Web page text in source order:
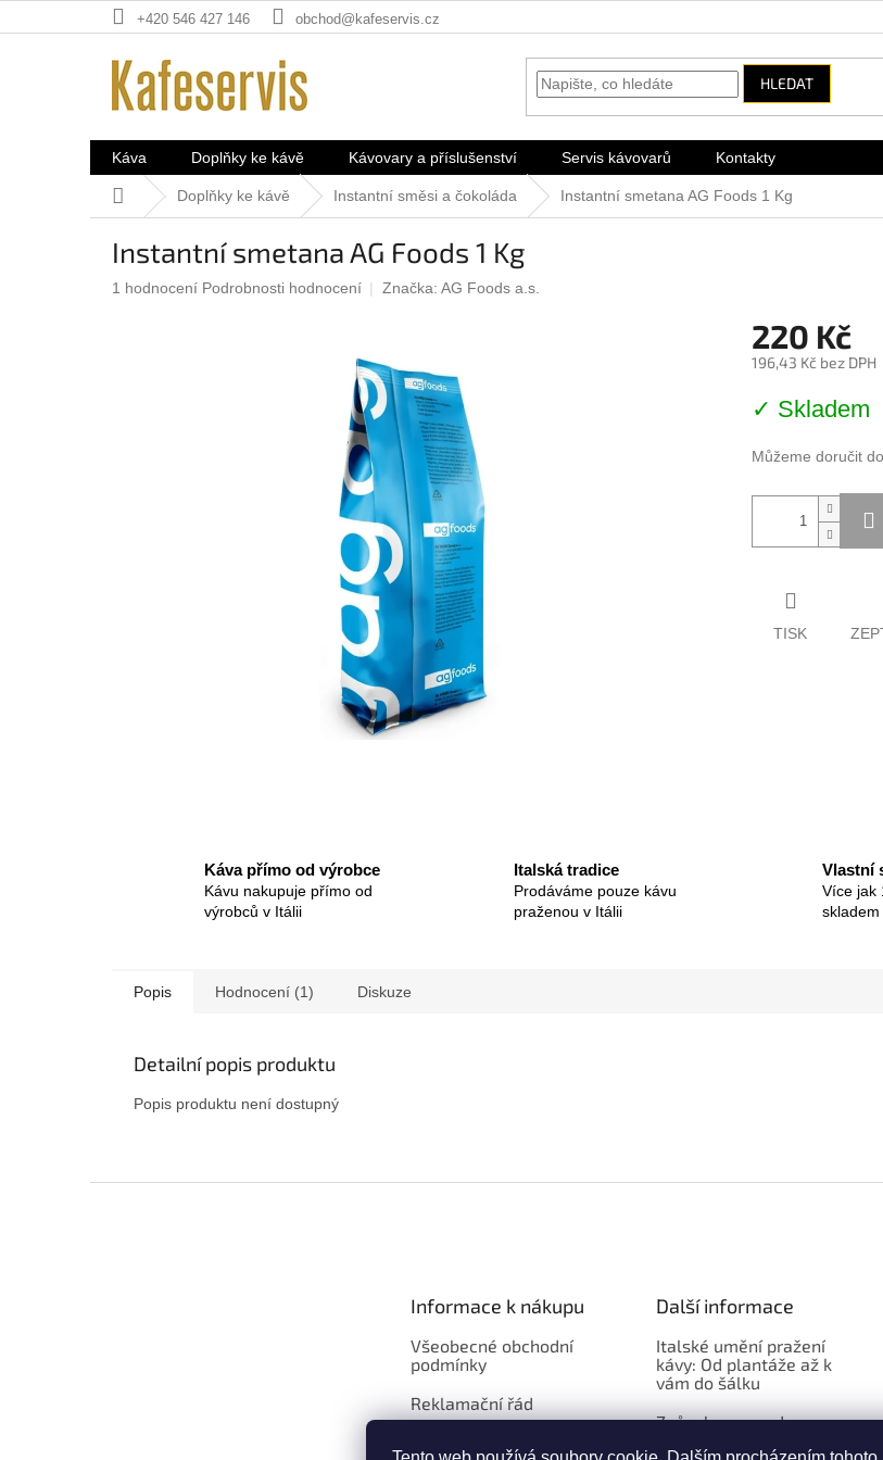
na
+420 546 427 146 obchod@kafeservis.cz
HLEDAT
Káva Doplňky ke kávě Kávovary a příslušenství Servis kávovarů Kontakty
Domů Doplňky ke kávě Instantní směsi a čokoláda Instantní smetana AG Foods 1 Kg
Instantní smetana AG Foods 1 Kg
Průměrné
1 hodnocení Podrobnosti hodnocení Značka: AG Foods a.s.
220 Kč
196,43 Kč bez DPH
cena:
✓ Skladem
Můžeme doručit
TISK
Káva přímo od výrobce
Kávu nakupuje přímo od
výrobců v Itálii
Italská tradice
Prodáváme pouze kávu
praženou v Itálii
Vlastní
Více jak
skladem
Popis Hodnocení (1) Diskuze
Detailní popis produktu
Popis produktu není dostupný
Informace k nákupu
Všeobecné obchodní
podmínky
Reklamační řád
Další informace
Italské umění pražení
kávy: Od plantáže až k
vám do šálku
Způsob a cena dopravy